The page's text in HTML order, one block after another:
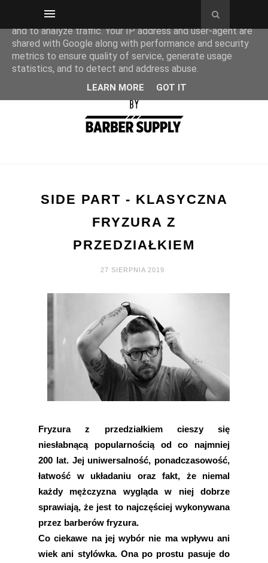
SIDE PART - KLASYCZNA
FRYZURA Z
PRZEDZIAŁKIEM
27 SIERPNIA 2019
Fryzura z przedziałkiem cieszy się
niesłabnącą popularnością od co najmniej
200 lat. Jej uniwersalność, ponadczasowość,
łatwość w układaniu oraz fakt, że niemal
każdy mężczyzna wygląda w niej dobrze
sprawiają, że jest to najczęściej wykonywana
przez barberów fryzura.
Co ciekawe na jej wybór nie ma wpływu ani
wiek ani stylówka. Ona po prostu pasuje do
This site uses cookies from Google to deliver its services
and to analyze traffic. Your IP address and user-agent are
shared with Google along with performance and security
metrics to ensure quality of service, generate usage
statistics, and to detect and address abuse.
LEARN MORE GOT IT